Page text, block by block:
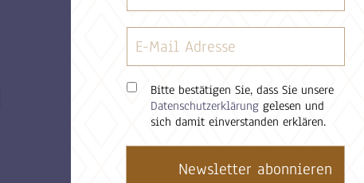
Bitte bestätigen Sie, dass Sie unsere
Datenschutzerklärung gelesen und
sich damit einverstanden erklären.